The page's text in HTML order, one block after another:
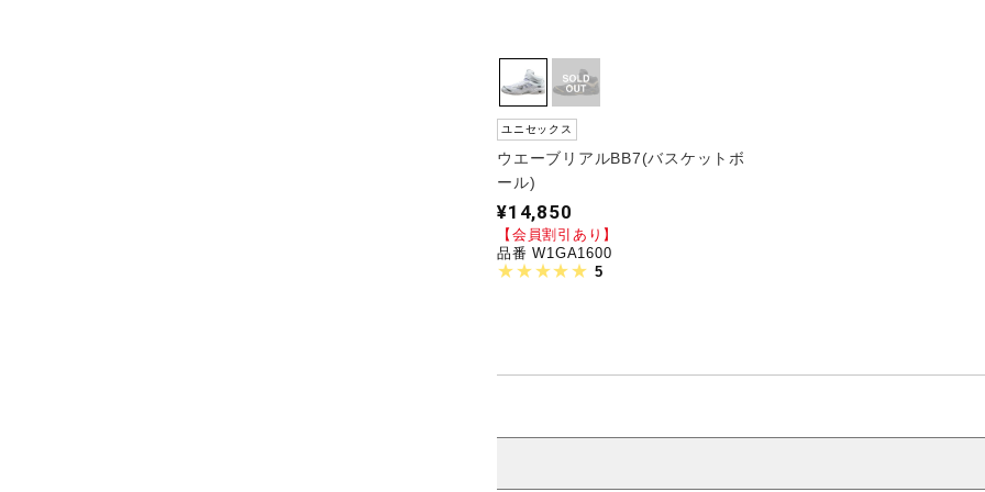
ユニセックス
ウエーブリアルBB7(バスケットボ
ール)
¥14,850
【会員割引あり】
品番 W1GA1600
5